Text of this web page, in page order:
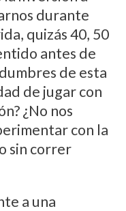
durante
quizás 40, 50
antes de
de esta
de jugar con
¿No nos
con la
sin correr
a una